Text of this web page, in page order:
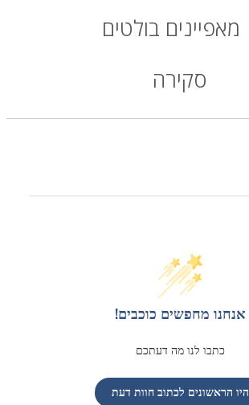
מאפיינים בולטים
סקירה
אנחנו מחפשים כוכבים!
כתבו לנו מה דעתכם
היו הראשונים לכתוב חוות דעת